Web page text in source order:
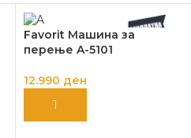
Favorit Машина за
перење A-5101
12.990 ден
ДОДАЈ ВО КОШНИЦА